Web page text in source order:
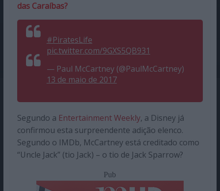
das Caraíbas?
#PiratesLife
pic.twitter.com/9GXS5QB931
— Paul McCartney (@PaulMcCartney)
13 de maio de 2017
Segundo a Entertainment Weekly, a Disney já
confirmou esta surpreendente adição elenco.
Segundo o IMDb, McCartney está creditado como
“Uncle Jack” (tio Jack) – o tio de Jack Sparrow?
Pub